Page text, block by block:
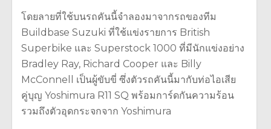
โดยลายที่ใช้บนรถคันนี้จำลองมาจากรถของทีม
Buildbase Suzuki ที่ใช้แข่งรายการ British
Superbike และ Superstock 1000 ที่มีนักแข่งอย่าง
Bradley Ray, Richard Cooper และ Billy
McConnell เป็นผู้ขับขี่ ซึ่งตัวรถคันนี้มากับท่อไอเสีย
คู่บุญ Yoshimura R11 SQ พร้อมการ์ดกันความร้อน
รวมถึงตัวอุดกระจกจาก Yoshimura